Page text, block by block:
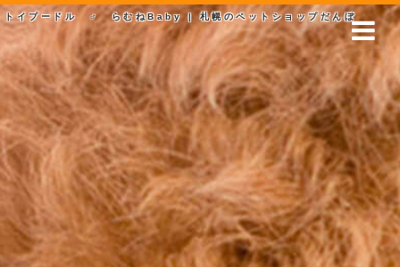
トイプードル ♂ らむねBaby | 札幌のペットショップだんぼ